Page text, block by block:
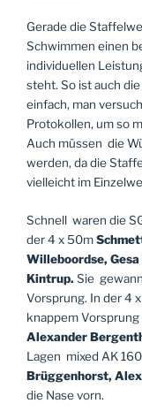
Gerade die
Schwimmen einen
individuellen
steht. So ist auch
einfach, man
Protokollen, um so
Auch müssen die
werden, da die
vielleicht im
Schnell waren die
der 4 x 50m
Willeboordse,
Kintrup. Sie
Vorsprung. In der 4
knappem Vorsprung
Alexander
Lagen mixed AK
Brüggenhorst,
die Nase vorn.